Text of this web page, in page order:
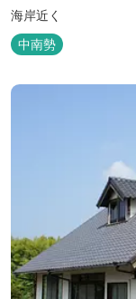
海岸近く
中南勢